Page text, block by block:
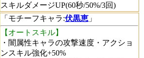
スキルダメージUP(60秒/50%/3回)
「 モチーフキャラ:伏黒恵 」
【オートスキル】
・闇属性キャラの攻撃速度・アクショ
ンスキル強化+50%